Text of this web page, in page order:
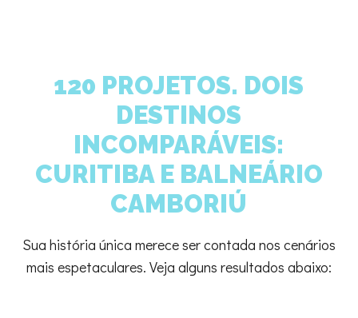
120 PROJETOS. DOIS
DESTINOS
INCOMPARÁVEIS:
CURITIBA E BALNEÁRIO
CAMBORIÚ
Sua história única merece ser contada nos cenários
mais espetaculares. Veja alguns resultados abaixo: